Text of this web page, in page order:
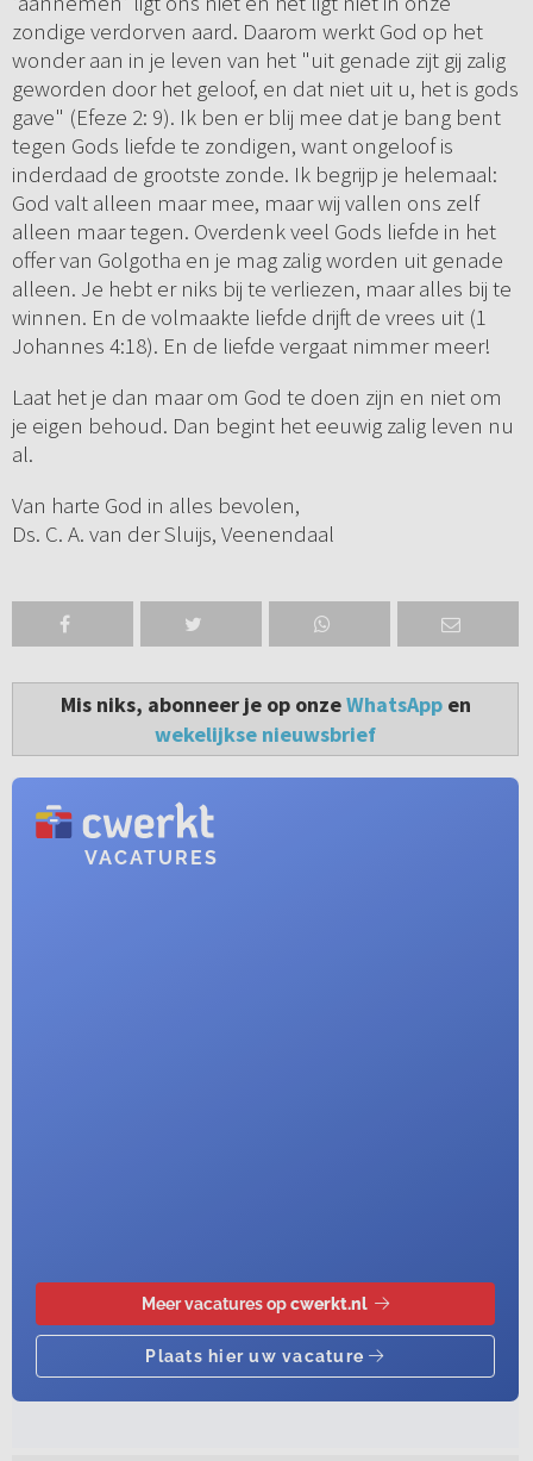
zondige verdorven aard. Daarom werkt God op het
wonder aan in je leven van het "uit genade zijt gij zalig
geworden door het geloof, en dat niet uit u, het is gods
gave" (Efeze 2: 9). Ik ben er blij mee dat je bang bent
tegen Gods liefde te zondigen, want ongeloof is
inderdaad de grootste zonde. Ik begrijp je helemaal:
God valt alleen maar mee, maar wij vallen ons zelf
alleen maar tegen. Overdenk veel Gods liefde in het
offer van Golgotha en je mag zalig worden uit genade
alleen. Je hebt er niks bij te verliezen, maar alles bij te
winnen. En de volmaakte liefde drijft de vrees uit (1
Johannes 4:18). En de liefde vergaat nimmer meer!
Laat het je dan maar om God te doen zijn en niet om
je eigen behoud. Dan begint het eeuwig zalig leven nu
al.
Van harte God in alles bevolen,
Ds. C. A. van der Sluijs, Veenendaal
Mis niks, abonneer je op onzeWhatsAppen
wekelijkse nieuwsbrief